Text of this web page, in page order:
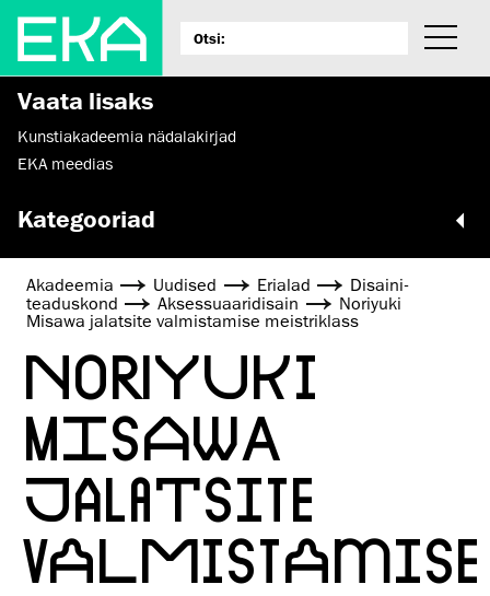
Vaata lisaks
Kunstiakadeemia nädalakirjad
EKA meedias
Kategooriad
Akadeemia Uudised Erialad
Disaini­­
teaduskond
Aksessuaaridisain
Noriyuki
Misawa jalatsite valmistamise meistriklass
NORIYUKI
MISAWA
JALATSITE
VALMISTAMISE